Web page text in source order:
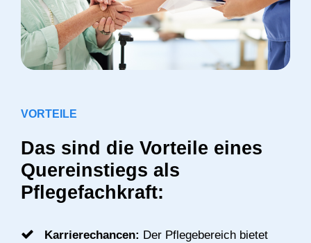
VORTEILE
Das sind die Vorteile eines
Quereinstiegs als
Pflegefachkraft:
Karrierechancen: Der Pflegebereich bietet